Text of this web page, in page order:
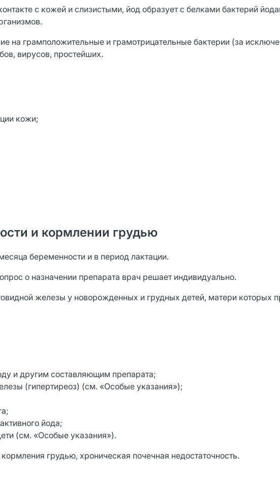
с кожей и слизистыми, йод образует с белками бактерий
на грамположительные и грамотрицательные бактерии (за
вирусов, простейших.
кожи;
и кормлении грудью
беременности и в период лактации.
о назначении препарата врач решает индивидуально.
железы у новорожденных и грудных детей, матери которых
и другим составляющим препарата;
(гипертиреоз) (см. «Особые указания»);
йода;
(см. «Особые указания»).
грудью, хроническая почечная недостаточность.